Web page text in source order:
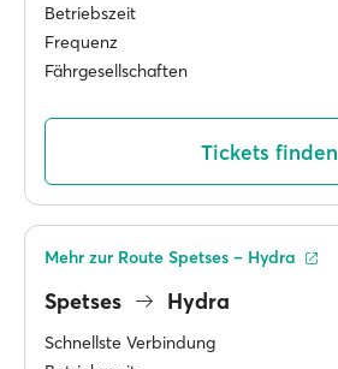
Betriebszeit
Frequenz
Fährgesellschaften
Tickets finden
Spetses Hydra
Schnellste Verbindung
Mehr zur Route Spetses – Hydra